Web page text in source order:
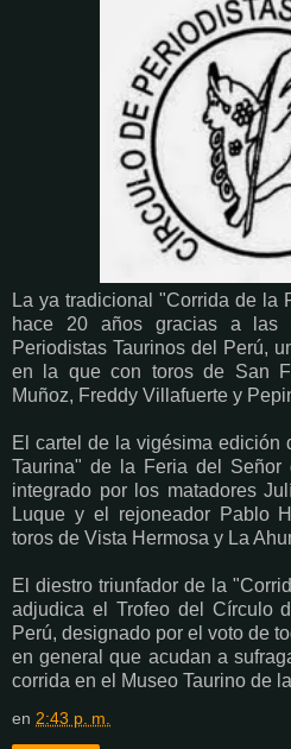
La ya tradicional "Corrida de la
hace 20 años gracias a las
Periodistas Taurinos del Perú,
en la que con toros de San
Muñoz, Freddy Villafuerte y
El cartel de la vigésima edición
Taurina" de la Feria del Señor
integrado por los matadores
Luque y el rejoneador Pablo
toros de Vista Hermosa y La
El diestro triunfador de la
adjudica el Trofeo del Círculo
Perú, designado por el voto de
en general que acudan a
corrida en el Museo Taurino de
en 2:43 p. m.